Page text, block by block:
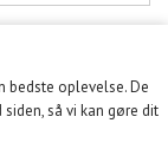
bedste oplevelse. De
så vi kan gøre dit